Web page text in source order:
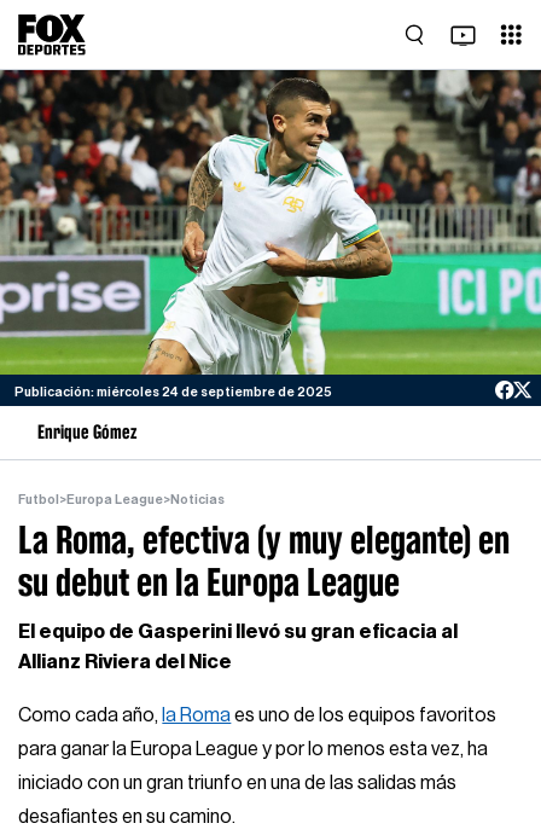
Publicación: miércoles 24 de septiembre de 2025
Enrique Gómez
Futbol >Europa League>Noticias
La Roma, efectiva (y muy elegante) en
su debut en la Europa League
El equipo de Gasperini llevó su gran eficacia al
Allianz Riviera del Nice
Como cada año, la Romaes uno de los equipos favoritos
para ganar la Europa League y por lo menos esta vez, ha
iniciado con un gran triunfo en una de las salidas más
desafiantes en su camino.